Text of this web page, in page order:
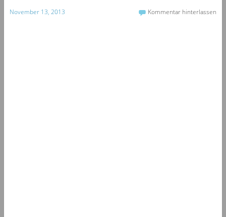
November 13, 2013 Kommentar hinterlassen